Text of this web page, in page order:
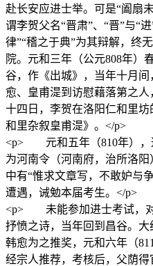
赴长安应进士举。可是“阖扇
谓李贺父名“晋肃”、“晋”与“
律”“稽之于典”为其辩解，终
院。元和三年（公元808年）
谷，作《出城》，当年十月
愈、皇甫湜到访慰藉落第之
十四日，李贺在洛阳仁和里
和里杂叙皇甫湜》。</p>
<p> 元和五年（810年），
为河南令（河南府，治所洛
中有“惟求文章写，不敢妒与
遭遇，诫勉本届考生。</p>
<p> 未能参加进士考试，对
抒愤之诗，当年回到昌谷。
韩愈为之推奖，元和六年（
经宗人推荐，考核后，父荫得